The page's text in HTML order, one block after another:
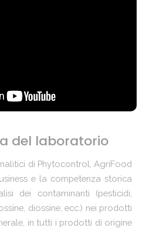
del laboratorio
di Phytocontrol, AgriFood
e la competenza storica
dei contaminanti (pesticidi,
diossine, ecc.) nei prodotti
in tutti i prodotti di origine